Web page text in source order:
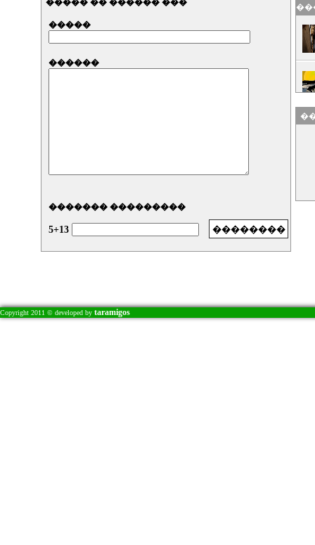
����� �� ������ ���
�����
������
������� ���������
5+13
Copyright 2011 © developed by taramigos